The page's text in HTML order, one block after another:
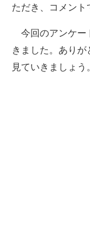
ITエンジニア向け
企業向けIT製品の
IT製品の技術・比
製造業のIT導入・
ただき、コメント
今回のアンケー
きました。あり
見ていきましょう